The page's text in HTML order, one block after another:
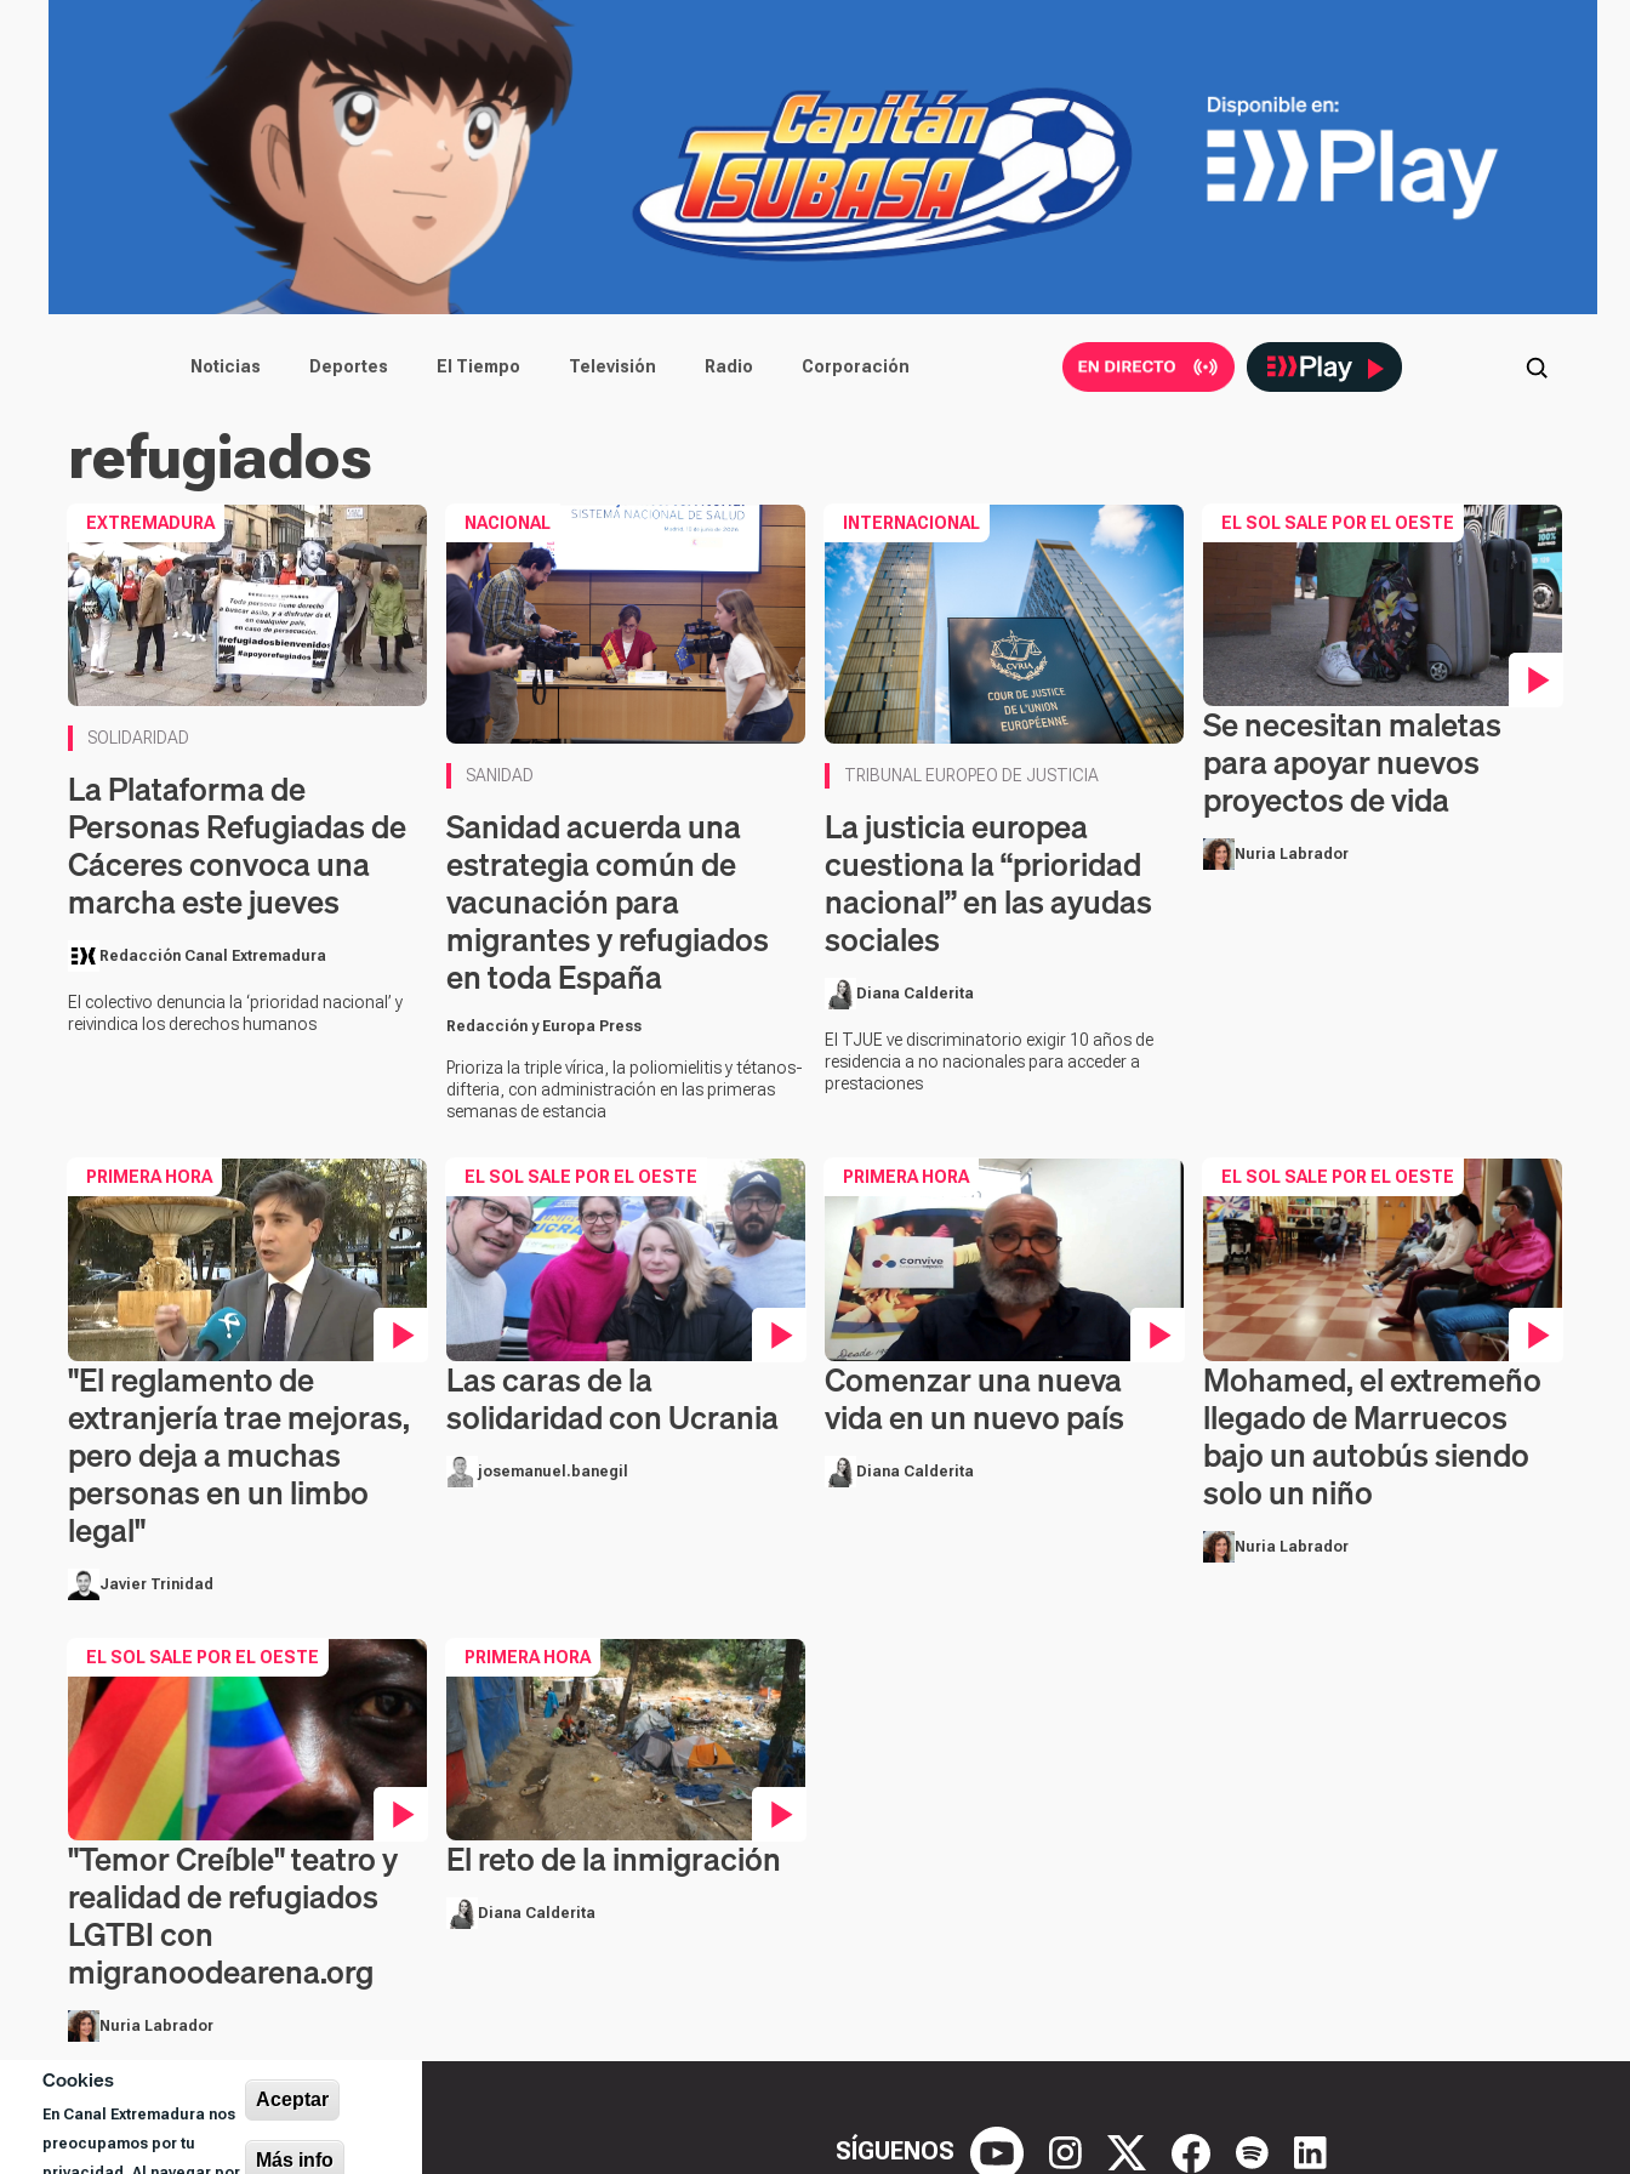
Cookies
En Canal Extremadura nos
preocupamos por tu
Aceptar
Más info
Main menu
Noticias Deportes El Tiempo Televisión Radio Corporación
refugiados
EXTREMADURA
SOLIDARIDAD
La Plataforma de
Personas Refugiadas de
Cáceres convoca una
marcha este jueves
Redacción Canal Extremadura
El colectivo denuncia la ‘prioridad nacional’ y
reivindica los derechos humanos
NACIONAL
SANIDAD
Sanidad acuerda una
estrategia común de
vacunación para
migrantes y refugiados
en toda España
Redacción y Europa Press
Prioriza la triple vírica, la poliomielitis y tétanos-
difteria, con administración en las primeras
semanas de estancia
INTERNACIONAL
TRIBUNAL EUROPEO DE JUSTICIA
La justicia europea
cuestiona la “prioridad
nacional” en las ayudas
sociales
Diana Calderita
El TJUE ve discriminatorio exigir 10 años de
residencia a no nacionales para acceder a
prestaciones
EL SOL SALE POR EL OESTE
Contenido en vídeo
Se necesitan maletas
para apoyar nuevos
proyectos de vida
Nuria Labrador
PRIMERA HORA
Contenido en vídeo
"El reglamento de
extranjería trae mejoras,
pero deja a muchas
personas en un limbo
legal"
Javier Trinidad
EL SOL SALE POR EL OESTE
Contenido en vídeo
Las caras de la
solidaridad con Ucrania
josemanuel.banegil
PRIMERA HORA
Contenido en vídeo
Comenzar una nueva
vida en un nuevo país
Diana Calderita
EL SOL SALE POR EL OESTE
Contenido en vídeo
Mohamed, el extremeño
llegado de Marruecos
bajo un autobús siendo
solo un niño
Nuria Labrador
EL SOL SALE POR EL OESTE
Contenido en vídeo
"Temor Creíble" teatro y
realidad de refugiados
LGTBI con
migranoodearena.org
Nuria Labrador
PRIMERA HORA
Contenido en vídeo
El reto de la inmigración
Diana Calderita
SÍGUENOS